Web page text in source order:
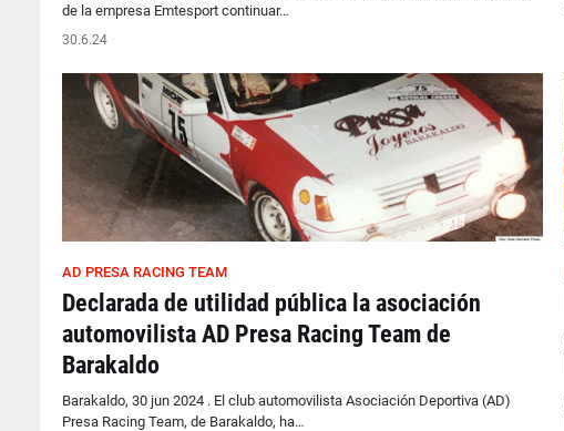
de la empresa Emtesport continuar…
30.6.24
AD PRESA RACING TEAM
Declarada de utilidad pública la asociación
automovilista AD Presa Racing Team de
Barakaldo
Barakaldo, 30 jun 2024 . El club automovilista Asociación Deportiva (AD)
Presa Racing Team, de Barakaldo, ha…